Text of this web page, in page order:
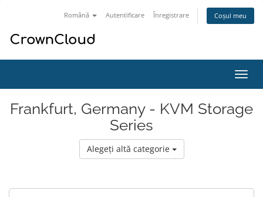
Română Autentificare Înregistrare Coșul meu
Frankfurt, Germany - KVM Storage
Series
Alegeți altă categorie